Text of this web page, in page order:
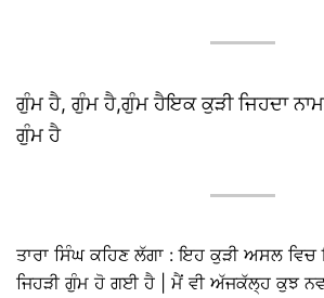
ਗੁੰਮ ਹੈ, ਗੁੰਮ ਹੈ,ਗੁੰਮ ਹੈਇਕ ਕੁੜੀ ਜਿਹਦਾ
ਗੁੰਮ ਹੈ
ਤਾਰਾ ਸਿੰਘ ਕਹਿਣ ਲੱਗਾ : ਇਹ ਕੁੜੀ ਅਸਲ ਵਿਚ
ਜਿਹੜੀ ਗੁੰਮ ਹੋ ਗਈ ਹੈ | ਮੈਂ ਵੀ ਅੱਜਕੱਲ੍ਹ ਕੁਝ ਨਵਾਂ